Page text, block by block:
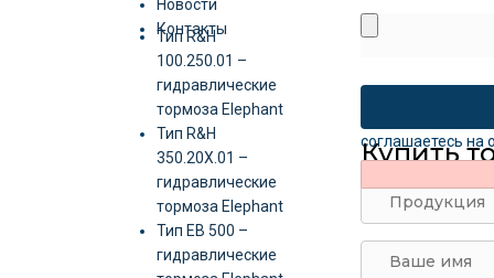
Новости
Контакты
соглашаетесь на
Купить
Тип R&H
100.250.01 –
гидравлические
тормоза Elephant
Тип R&H
350.20X.01 –
гидравлические
тормоза Elephant
Тип EB 500 –
гидравлические